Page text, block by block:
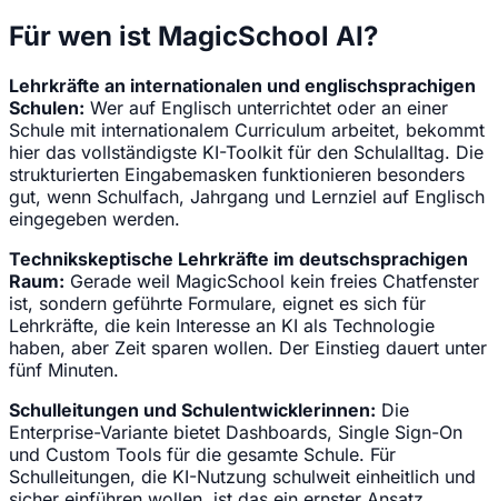
Für wen ist MagicSchool AI?
Lehrkräfte an internationalen und englischsprachigen
Schulen: Wer auf Englisch unterrichtet oder an einer
Schule mit internationalem Curriculum arbeitet, bekommt
hier das vollständigste KI-Toolkit für den Schulalltag. Die
strukturierten Eingabemasken funktionieren besonders
gut, wenn Schulfach, Jahrgang und Lernziel auf Englisch
eingegeben werden.
Technikskeptische Lehrkräfte im deutschsprachigen
Raum: Gerade weil MagicSchool kein freies Chatfenster
ist, sondern geführte Formulare, eignet es sich für
Lehrkräfte, die kein Interesse an KI als Technologie
haben, aber Zeit sparen wollen. Der Einstieg dauert unter
fünf Minuten.
Schulleitungen und Schulentwicklerinnen: Die
Enterprise-Variante bietet Dashboards, Single Sign-On
und Custom Tools für die gesamte Schule. Für
Schulleitungen, die KI-Nutzung schulweit einheitlich und